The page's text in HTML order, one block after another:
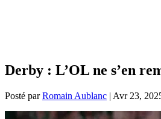
Derby : L’OL ne s’en
Posté parRomain Aublanc | Avr 23,